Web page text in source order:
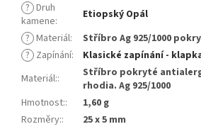
? Druh
kamene:
Etiopský Opál
? Materiál:
Stříbro Ag 925/1000
? Zapínání:
Klasické zapínání -
Materiál::
Stříbro pokryté
rhodia. Ag 925/1000
Hmotnost::
1,60 g
Rozměry::
25 x 5 mm